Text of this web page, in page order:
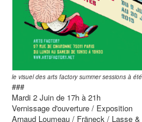
le visuel des arts factory summer sessions à
###
Mardi 2 Juin de 17h à 21h
Vernissage d'ouverture / Exposition
Arnaud Loumeau / Fräneck / Lasse